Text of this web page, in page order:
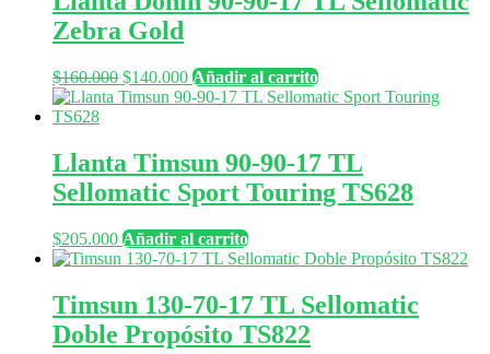
$160.000.$140.000.
Zebra Gold
$160.000 El
precio
$160.000.
$140.000El
precio
$140.000.
Añadir al carrito
Llanta Timsun 90-90-17 TL
Sellomatic Sport Touring TS628
$205.000 Añadir al carrito
Timsun 130-70-17 TL Sellomatic
Doble Propósito TS822